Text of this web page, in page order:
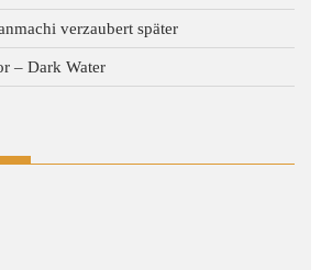
verzaubert später
– Dark Water